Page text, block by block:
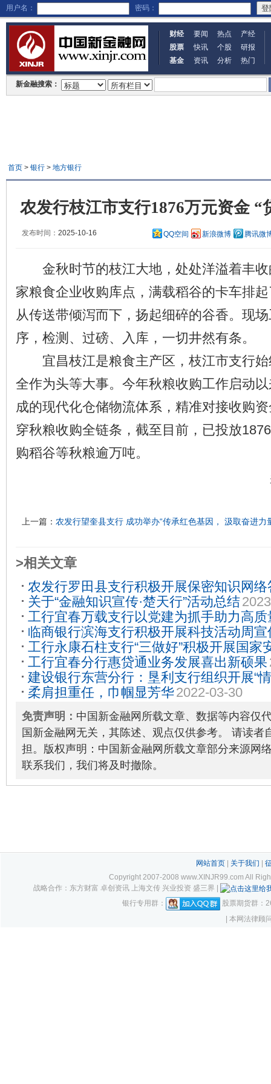
用户名： 密码：
财经 要闻 热点
产经
股票
快讯 个股
研报
基金
资讯 分析 热门
新金融搜索：
首页> 银行> 地方银行
农发行枝江市支行1876万元资金 “
发布时间： 2025-10-16 QQ空间 新浪微博 腾讯微
金秋时节的枝江大地，处处洋溢着丰收
家粮食企业收购库点，满载稻谷的卡车排
从传送带倾泻而下，扬起细碎的谷香。现
序，检测、过磅、入库，一切井然有条。
宜昌枝江是粮食主产区，枝江市支行始
全作为头等大事。今年秋粮收购工作启动
成的现代化仓储物流体系，精准对接收购
穿秋粮收购全链条，截至目前，已投放
购稻谷等秋粮逾万吨。
上一篇： 农发行望奎县支行 成功举办“传承红色基因， 汲取奋进力
>相关文章
农发行罗田县支行积极开展保密知识网
28
关于“金融知识宣传·楚天行”活动总结
工行宜春万载支行以党建为抓手助力高
2022-05-30
临商银行滨海支行积极开展科技活动周宣
工行永康石柱支行“三做好”积极开展国家
2024-04-29
工行宜春分行惠贷通业务发展喜出新硕果
建设银行东营分行：垦利支行组织开展“
逐梦前行”主题观影活动2023-08-25
柔肩担重任，巾帼显芳华2022-03-30
免责声明： 中国新金融网所载文章、数据等内容仅
国新金融网无关，其陈述、观点仅供参考。 请读者
担。版权声明：中国新金融网所载文章部分来源网
联系我们，我们将及时撤除。
网站首页| 关于我们
Copyright 2007-2008 www.XINJR99.com All
战略合作：东方财富 卓创资讯 上海文传 兴业投资 盛三界 |
银行专用群：
股票期货群：
| 本网法律顾